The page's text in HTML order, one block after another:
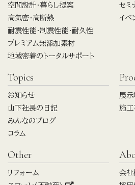
空間設計・暮らし提案
高気密・高断熱
耐震性能・制震性能・耐久性
プレミアム無添加素材
地域密着のトータルサポート
セミ
イベ
Topics
お知らせ
山下社長の日記
みんなのブログ
コラム
展示
施工
Other
リフォーム
会社